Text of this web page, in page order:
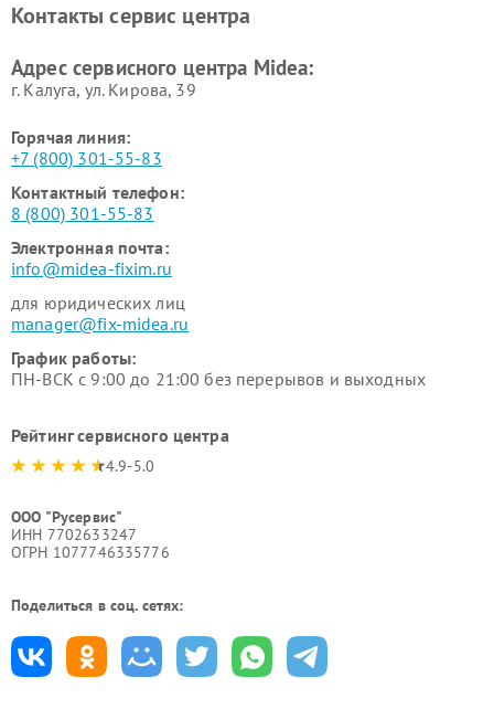
пылесосов Midea
Midea
Контакты сервис центра
Адрес сервисного центра Midea:
г. Калуга, ул. Кирова, 39
Горячая линия:
+7 (800) 301-55-83
Контактный телефон:
8 (800) 301-55-83
Электронная почта:
info@midea-fixim.ru
для юридических лиц
manager@fix-midea.ru
График работы:
ПН-ВСК с 9:00 до 21:00 без перерывов и выходных
Рейтинг сервисного центра
4.9-5.0
ООО "Русервис"
ИНН 7702633247
ОГРН 1077746335776
Поделиться в соц. сетях: